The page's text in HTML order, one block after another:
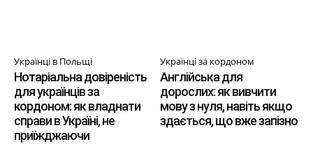
Українці в Польщі
Нотаріальна довіреність
для українців за
кордоном: як владнати
справи в Україні, не
приїжджаючи
Українці за кордоном
Англійська для
дорослих: як вивчити
мову з нуля, навіть якщо
здається, що вже запізно